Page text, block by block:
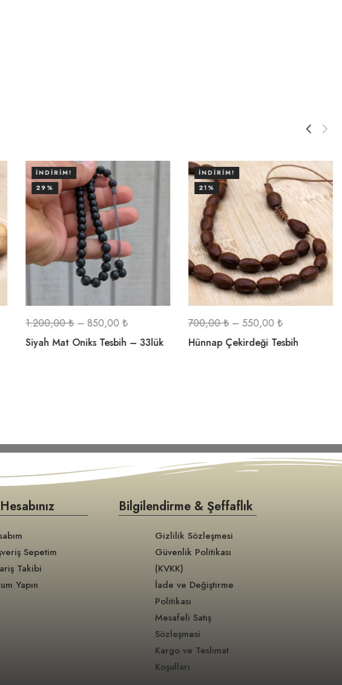
İNDIRIM!
29%
1.200,00₺– 850,00₺
Siyah Mat Oniks Tesbih – 33lük
İNDIRIM!
21%
700,00₺–550,00₺
Hünnap Çekirdeği Tesbih
Sepetim
Takibi
Yapın
Bilgilendirme & Şeffaflık
Gizlilik Sözleşmesi
Güvenlik Politikası
(KVKK)
İade ve Değiştirme
Politikası
Mesafeli Satış
Sözleşmesi
Kargo ve Teslimat
Koşulları